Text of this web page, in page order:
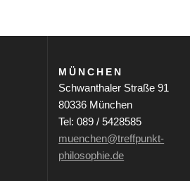
s
t
a
l
MÜNCHEN
Schwanthaler Straße 91
80336 München
Tel: 089 / 5428585
muenchen@treffpunkt-
philosophie.de